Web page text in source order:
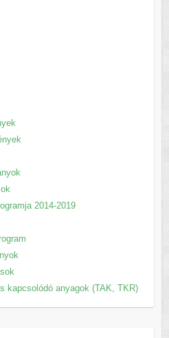
2014-2019
kapcsolódó anyagok (TAK, TKR)